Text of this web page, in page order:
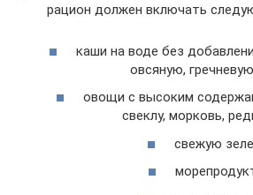
рацион должен включать
каши на воде без
овсяную,
овощи с высоким
свеклу, морковь,
свежую